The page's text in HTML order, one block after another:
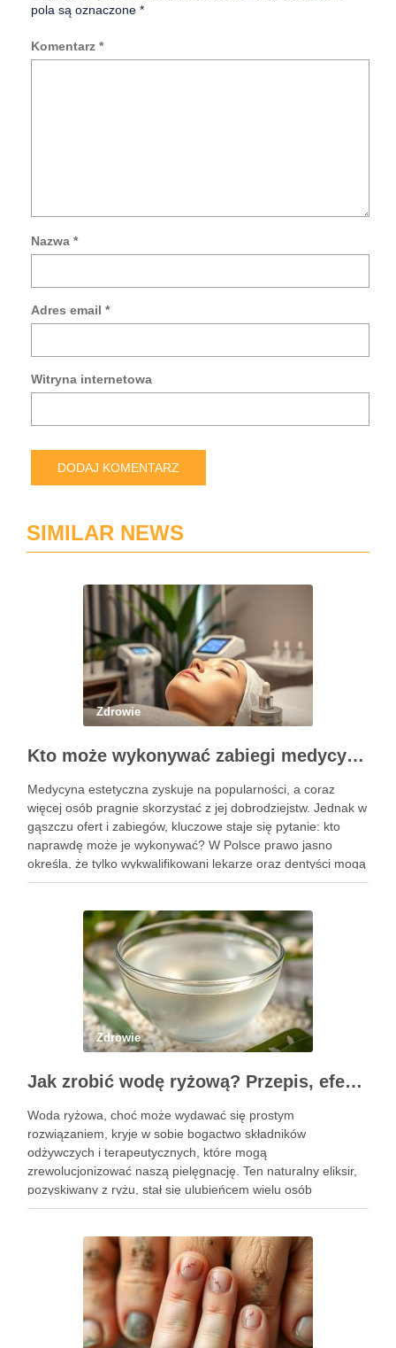
pola są oznaczone *
Komentarz *
Nazwa *
Adres email *
Witryna internetowa
SIMILAR NEWS
Zdrowie
Kto może wykonywać zabiegi medycyny estetycznej? Sprawdź uprawnienia
Medycyna estetyczna zyskuje na popularności, a coraz
więcej osób pragnie skorzystać z jej dobrodziejstw. Jednak w
gąszczu ofert i zabiegów, kluczowe staje się pytanie: kto
naprawdę może je wykonywać? W Polsce prawo jasno
określa, że tylko wykwalifikowani lekarze oraz dentyści mogą
przeprowadzać zabiegi medycyny estetycznej, co ma na celu
Zdrowie
Jak zrobić wodę ryżową? Przepis, efekty i zastosowanie w pielęgnacji
Woda ryżowa, choć może wydawać się prostym
rozwiązaniem, kryje w sobie bogactwo składników
odżywczych i terapeutycznych, które mogą
zrewolucjonizować naszą pielęgnację. Ten naturalny eliksir,
pozyskiwany z ryżu, stał się ulubieńcem wielu osób
dbających o zdrowie włosów oraz kondycję skóry. Dzięki
dostępna dla …